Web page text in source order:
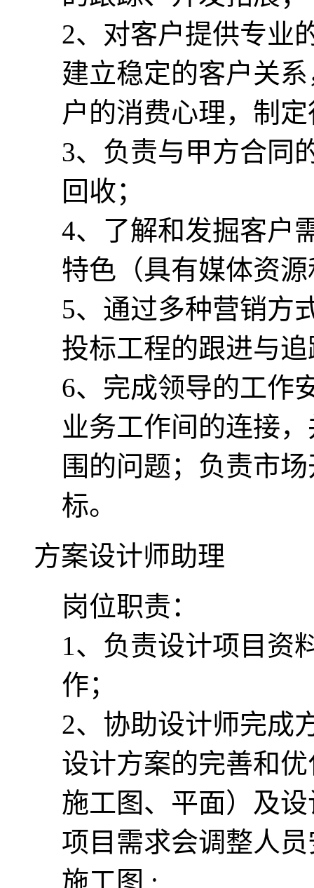
2、对客户提供专业
建立稳定的客户关
户的消费心理，制
3、负责与甲方合同
回收；
4、了解和发掘客户
特色（具有媒体资
5、通过多种营销方
投标工程的跟进与
6、完成领导的工作
业务工作间的连接
围的问题；负责市
标。
方案设计师助理
岗位职责：
1、负责设计项目资
作；
2、协助设计师完成
设计方案的完善和
施工图、平面）及
项目需求会调整人
施工图 ;